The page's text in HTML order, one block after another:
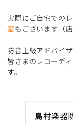
実際にご自宅での
室もございます（
防音上級アドバイ
皆さまのレコーデ
す。
島村楽器